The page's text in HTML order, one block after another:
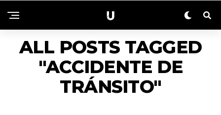
ALL POSTS TAGGED
"ACCIDENTE DE
TRÁNSITO"